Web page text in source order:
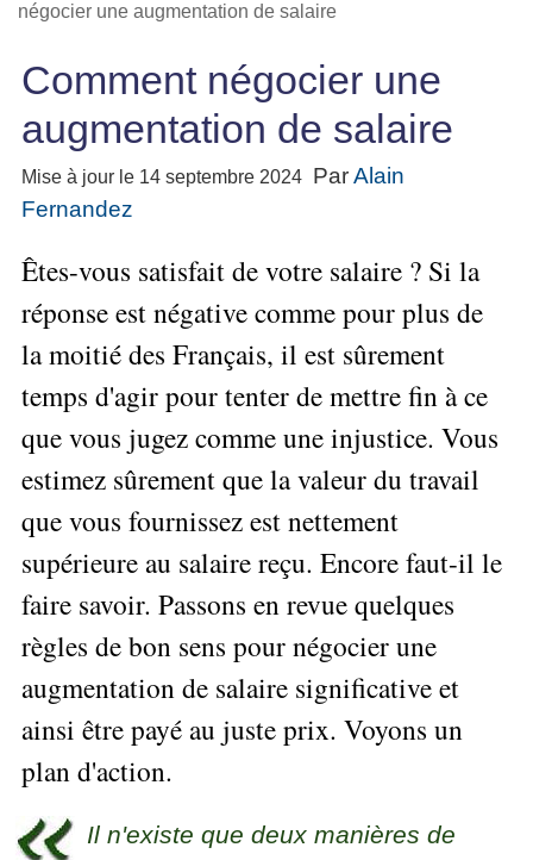
Performance
Le
contrôle
de
gestion
▶
articles
»»»
▶
en
équipe
L'Innovation
et
la
L'Innovation
Managériale
La
Méthode
SOCRIDE
Tous
les
Innover
»»»
Méthode
Le
Management
Qualité
Les
outils
Qualité
Le
Chain
Management
Tous
les
articles
Organiser
▶
Gérer
SI
La
Gouvernance
du
technologies
du
projet
Méthodes
projet
Construire
l'Équipe
Gestion
des
▶
les
articles
Projet
»»»
L'Efficacité
du
Comment
mieux
son
temps ?
devenir
un
stratège ?
devenir
de
La
Méthode
Gimsi
Le
Tableau
avec
Excel
Tous
articles
Mesurer
▶
Analyser
les
données
Le
Data
Formation
Les
Outils
▶
Tous
se
Outils
pour
Entrepreneur
Entreprise
Le
de
consultant
freelance
▶
Secrets
▶
Tous
les
articles
»»»
▶
gratuit
de
l'Autoformation
Méthode
d'autoformation
Les
Qualités
réussir
Comment
évaluer ?
▶
les
Se
Former
Seul
»»»
Formation
Gratuite
Management
Formation
tableau
bord
et
★
les
articles
★
négocier une augmentation de salaire
Comment négocier une
augmentation de salaire
Mise à jour le 14 septembre 2024 ParAlain
Fernandez
Êtes-vous satisfait de votre salaire ? Si la
réponse est négative comme pour plus de
la moitié des Français, il est sûrement
temps d'agir pour tenter de mettre fin à ce
que vous jugez comme une injustice. Vous
estimez sûrement que la valeur du travail
que vous fournissez est nettement
supérieure au salaire reçu. Encore faut-il le
faire savoir. Passons en revue quelques
règles de bon sens pour négocier une
augmentation de salaire significative et
ainsi être payé au juste prix. Voyons un
plan d'action.
Il n'existe que deux manières de